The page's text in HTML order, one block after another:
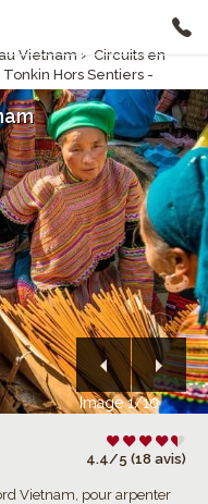
Vietnam › Circuits en
Tonkin Hors Sentiers -
Image 1/10
4.4/5 (18 avis)
Vietnam, pour arpenter